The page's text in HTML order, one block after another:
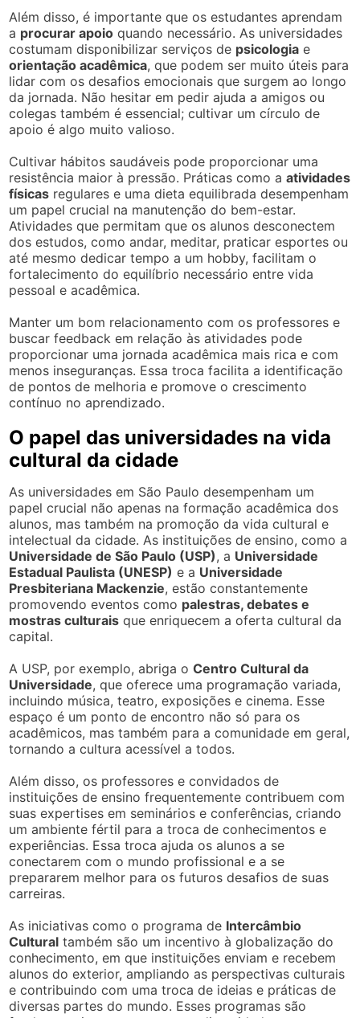
Além disso, é importante que os estudantes aprendam
a procurar apoio quando necessário. As universidades
costumam disponibilizar serviços de psicologia e
orientação acadêmica, que podem ser muito úteis para
lidar com os desafios emocionais que surgem ao longo
da jornada. Não hesitar em pedir ajuda a amigos ou
colegas também é essencial; cultivar um círculo de
apoio é algo muito valioso.
Cultivar hábitos saudáveis pode proporcionar uma
resistência maior à pressão. Práticas como aatividades
físicas regulares e uma dieta equilibrada desempenham
um papel crucial na manutenção do bem-estar.
Atividades que permitam que os alunos desconectem
dos estudos, como andar, meditar, praticar esportes ou
até mesmo dedicar tempo a um hobby, facilitam o
fortalecimento do equilíbrio necessário entre vida
pessoal e acadêmica.
Manter um bom relacionamento com os professores e
buscar feedback em relação às atividades pode
proporcionar uma jornada acadêmica mais rica e com
menos inseguranças. Essa troca facilita a identificação
de pontos de melhoria e promove o crescimento
contínuo no aprendizado.
O papel das universidades na vida
cultural da cidade
As universidades em São Paulo desempenham um
papel crucial não apenas na formação acadêmica dos
alunos, mas também na promoção da vida cultural e
intelectual da cidade. As instituições de ensino, como a
Universidade de São Paulo (USP), a Universidade
Estadual Paulista (UNESP) e a Universidade
Presbiteriana Mackenzie, estão constantemente
promovendo eventos como palestras, debates e
mostras culturais que enriquecem a oferta cultural da
capital.
A USP, por exemplo, abriga oCentro Cultural da
Universidade, que oferece uma programação variada,
incluindo música, teatro, exposições e cinema. Esse
espaço é um ponto de encontro não só para os
acadêmicos, mas também para a comunidade em geral,
tornando a cultura acessível a todos.
Além disso, os professores e convidados de
instituições de ensino frequentemente contribuem com
suas expertises em seminários e conferências, criando
um ambiente fértil para a troca de conhecimentos e
experiências. Essa troca ajuda os alunos a se
conectarem com o mundo profissional e a se
prepararem melhor para os futuros desafios de suas
carreiras.
As iniciativas como o programa de Intercâmbio
Cultural também são um incentivo à globalização do
conhecimento, em que instituições enviam e recebem
alunos do exterior, ampliando as perspectivas culturais
e contribuindo com uma troca de ideias e práticas de
diversas partes do mundo. Esses programas são